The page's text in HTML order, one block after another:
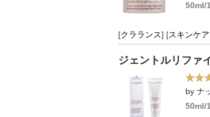
50ml/
[クラランス] [スキンケ
ジェントルリファ
by ナ
50ml/